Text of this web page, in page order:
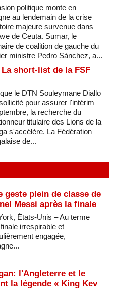
politique monte en
au lendemain de la crise
majeure survenue dans
de Ceuta. Sumar, le
de coalition de gauche du
ministre Pedro Sánchez, a...
short-list de la FSF
le DTN Souleymane Diallo
pour assurer l'intérim
la recherche du
titulaire des Lions de la
s'accélère. La Fédération
de...
geste plein de classe de
Messi après la finale
États-Unis – Au terme
irrespirable et
engagée,
l'Angleterre et le
la légende « King Kev